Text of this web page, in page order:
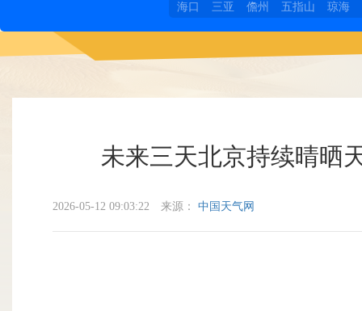
海口 三亚 儋州 五指山 琼海
未来三天北京持续晴晒
2026-05-12 09:03:22 来源： 中国天气网